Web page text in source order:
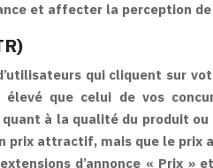
et affecter la perception
qui cliquent sur
que celui de vos
à la qualité du produit
prix attractif, mais que le
d’annonce « Prix